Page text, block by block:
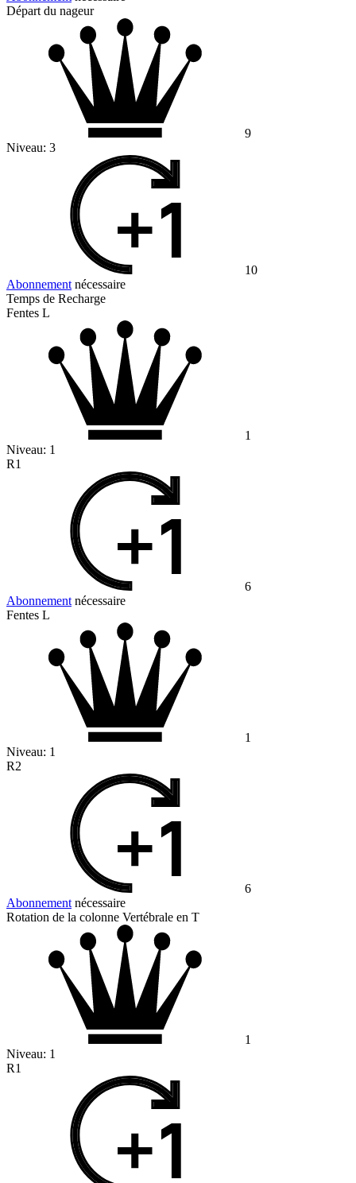
Départ du nageur
9
Niveau: 3
10
Abonnement nécessaire
Temps de Recharge
Fentes L
1
Niveau: 1
R1
6
Abonnement nécessaire
Fentes L
1
Niveau: 1
R2
6
Abonnement nécessaire
Rotation de la colonne Vertébrale en T
1
Niveau: 1
R1